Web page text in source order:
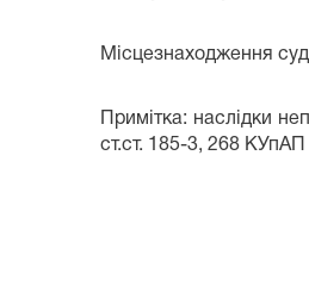
Місцезнаходження
Примітка: наслідки
ст.ст. 185-3, 268 КУпАП